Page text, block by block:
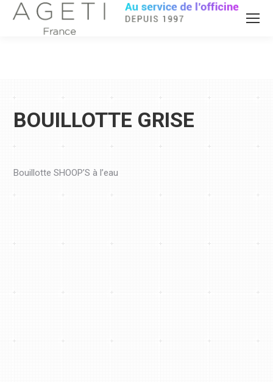
BOUILLOTTE GRISE
Bouillotte SHOOP’S à l’eau